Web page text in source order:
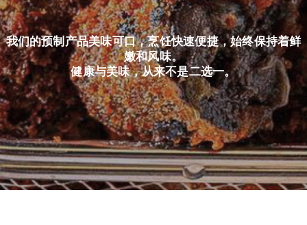
联系我们
简体中文
我们的预制产品美味可口，烹饪快速便捷，始终保持着鲜
嫩和风味。
健康与美味，从来不是二选一。